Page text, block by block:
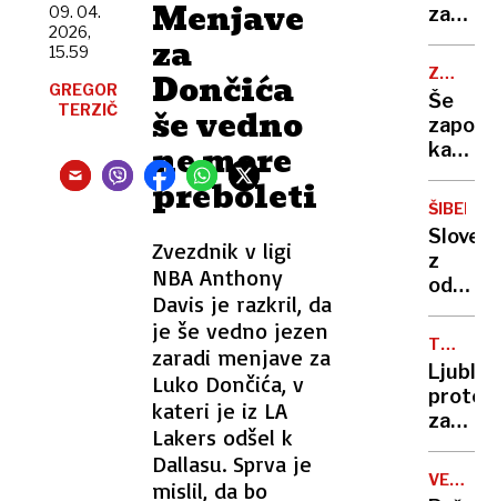
Menjave
za
Dončića
še vedno
ne more
preboleti
Zvezdnik v ligi
NBA Anthony
Davis je razkril, da
je še vedno jezen
zaradi menjave za
Luko Dončića, v
kateri je iz LA
Lakers odšel k
Dallasu. Sprva je
mislil, da bo
09. 04.
2026,
15.59
GREGOR
TERZIČ
kot
420
policija
zapor
in
izgon:
V
Lidlu
za
55
evrov
nato
PERONI
Še
zapora
in
proge,
nato
vlaki
spet
na
postaji
ŠIBENIK
z
skoraj
zažgal
TUJI
DELAVCI
lokal,
ker
je
VELIKA